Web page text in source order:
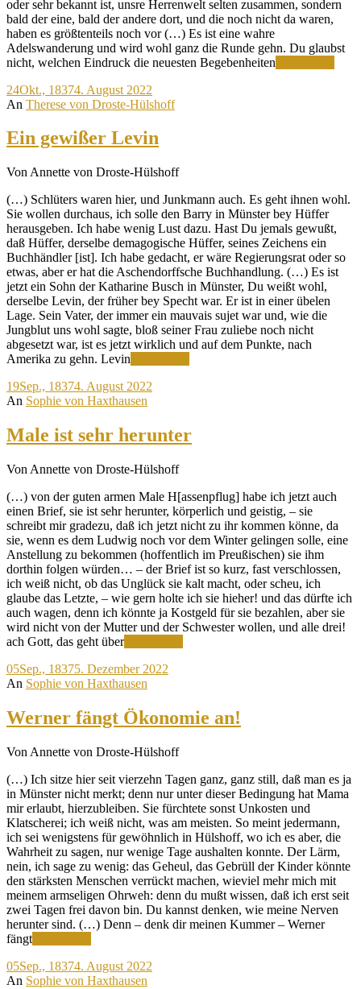
oder sehr bekannt ist, unsre Herrenwelt selten zusammen, sondern
bald der eine, bald der andere dort, und die noch nicht da waren,
haben es größtenteils noch vor (…) Es ist eine wahre
Adelswanderung und wird wohl ganz die Runde gehn. Du glaubst
nicht, welchen Eindruck die neuesten Begebenheiten
ohne
eine
mit
in
24Okt., 18374. August 2022
An Therese von Droste-Hülshoff
Ein gewißer Levin
Von Annette von Droste-Hülshoff
(…) Schlüters waren hier, und Junkmann auch. Es geht ihnen wohl.
Sie wollen durchaus, ich solle den Barry in Münster bey Hüffer
herausgeben. Ich habe wenig Lust dazu. Hast Du jemals gewußt,
daß Hüffer, derselbe demagogische Hüffer, seines Zeichens ein
Buchhändler [ist]. Ich habe gedacht, er wäre Regierungsrat oder so
etwas, aber er hat die Aschendorffsche Buchhandlung. (…) Es ist
jetzt ein Sohn der Katharine Busch in Münster, Du weißt wohl,
derselbe Levin, der früher bey Specht war. Er ist in einer übelen
Lage. Sein Vater, der immer ein mauvais sujet war und, wie die
Jungblut uns wohl sagte, bloß seiner Frau zuliebe noch nicht
abgesetzt war, ist es jetzt wirklich und auf dem Punkte, nach
Amerika zu gehn. Levin
19Sep., 18374. August 2022
An Sophie von Haxthausen
Male ist sehr herunter
Von Annette von Droste-Hülshoff
(…) von der guten armen Male H[assenpflug] habe ich jetzt auch
einen Brief, sie ist sehr herunter, körperlich und geistig, – sie
schreibt mir gradezu, daß ich jetzt nicht zu ihr kommen könne, da
sie, wenn es dem Ludwig noch vor dem Winter gelingen solle, eine
Anstellung zu bekommen (hoffentlich im Preußischen) sie ihm
dorthin folgen würden… – der Brief ist so kurz, fast verschlossen,
ich weiß nicht, ob das Unglück sie kalt macht, oder scheu, ich
glaube das Letzte, – wie gern holte ich sie hieher! und das dürfte ich
auch wagen, denn ich könnte ja Kostgeld für sie bezahlen, aber sie
wird nicht von der Mutter und der Schwester wollen, und alle drei!
ach Gott, das geht über
05Sep., 18375. Dezember 2022
An Sophie von Haxthausen
Werner fängt Ökonomie an!
Von Annette von Droste-Hülshoff
(…) Ich sitze hier seit vierzehn Tagen ganz, ganz still, daß man es ja
in Münster nicht merkt; denn nur unter dieser Bedingung hat Mama
mir erlaubt, hierzubleiben. Sie fürchtete sonst Unkosten und
Klatscherei; ich weiß nicht, was am meisten. So meint jedermann,
ich sei wenigstens für gewöhnlich in Hülshoff, wo ich es aber, die
Wahrheit zu sagen, nur wenige Tage aushalten konnte. Der Lärm,
nein, ich sage zu wenig: das Geheul, das Gebrüll der Kinder könnte
den stärksten Menschen verrückt machen, wieviel mehr mich mit
meinem armseligen Ohrweh: denn du mußt wissen, daß ich erst seit
zwei Tagen frei davon bin. Du kannst denken, wie meine Nerven
herunter sind. (…) Denn – denk dir meinen Kummer – Werner
fängt
Ökonomie
an!
05Sep., 18374. August 2022
An Sophie von Haxthausen